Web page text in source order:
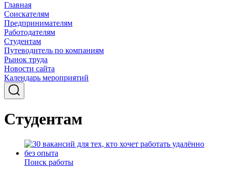
Главная
Соискателям
Предпринимателям
Работодателям
Студентам
Путеводитель по компаниям
Рынок труда
Новости сайта
Календарь мероприятий
Студентам
Поиск работы